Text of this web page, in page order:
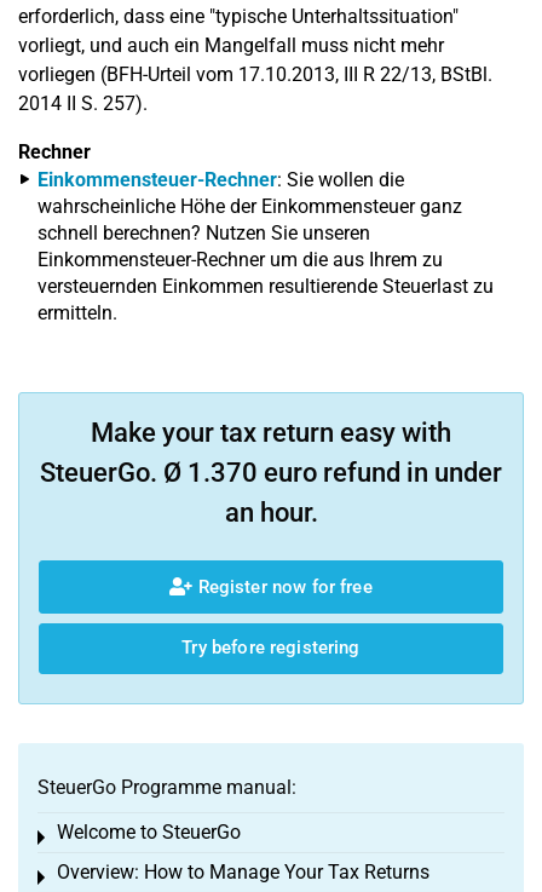
erforderlich, dass eine "typische Unterhaltssituation"
vorliegt, und auch ein Mangelfall muss nicht mehr
vorliegen (BFH-Urteil vom 17.10.2013, III R 22/13, BStBl.
2014 II S. 257).
Rechner
Einkommensteuer-Rechner: Sie wollen die
wahrscheinliche Höhe der Einkommensteuer ganz
schnell berechnen? Nutzen Sie unseren
Einkommensteuer-Rechner um die aus Ihrem zu
versteuernden Einkommen resultierende Steuerlast zu
ermitteln.
Make your tax return easy with
SteuerGo. Ø 1.370 euro refund in under
an hour.
Register now for free
Try before registering
SteuerGo Programme manual:
Welcome to SteuerGo
Toggle menu
Overview: How to Manage Your Tax Returns
Toggle menu